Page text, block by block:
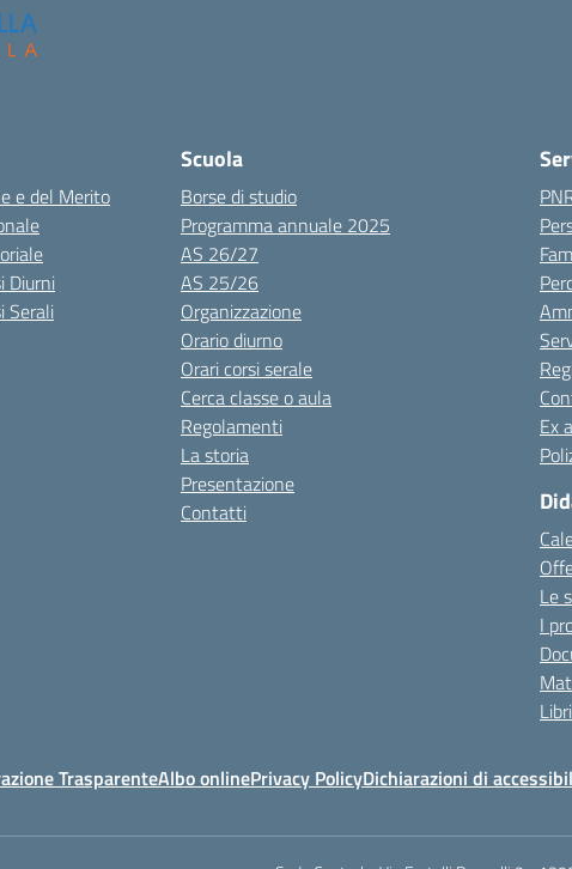
e del Merito
Diurni
Serali
Scuola
Borse di studio
Programma annuale 2025
AS 26/27
AS 25/26
Organizzazione
Orario diurno
Orari corsi serale
Cerca classe o aula
Regolamenti
La storia
Presentazione
Contatti
Ex
Le
I
TrasparenteAlbo onlinePrivacy PolicyDichiarazioni di